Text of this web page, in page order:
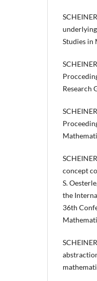
Studies in
Research
concept
S.
the
36th